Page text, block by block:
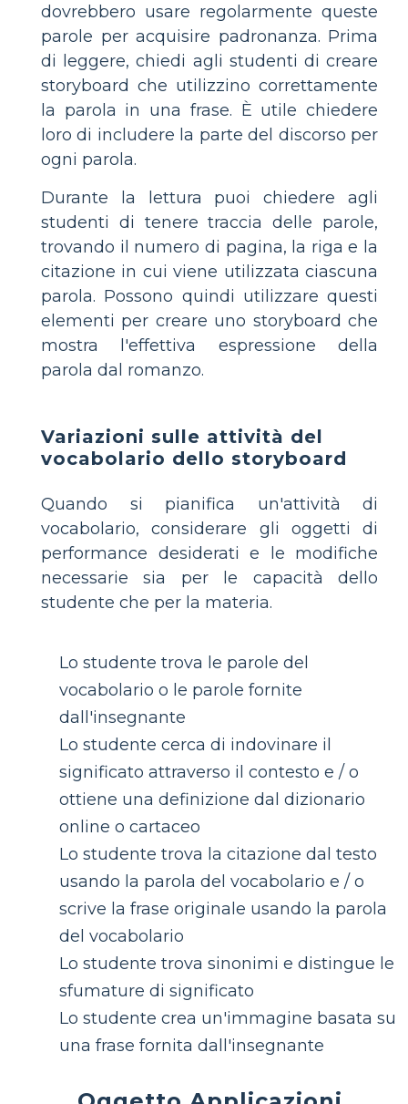
dovrebbero usare regolarmente queste
parole per acquisire padronanza. Prima
di leggere, chiedi agli studenti di creare
storyboard che utilizzino correttamente
la parola in una frase. È utile chiedere
loro di includere la parte del discorso per
ogni parola.
Durante la lettura puoi chiedere agli
studenti di tenere traccia delle parole,
trovando il numero di pagina, la riga e la
citazione in cui viene utilizzata ciascuna
parola. Possono quindi utilizzare questi
elementi per creare uno storyboard che
mostra l'effettiva espressione della
parola dal romanzo.
Variazioni sulle attività del
vocabolario dello storyboard
Quando si pianifica un'attività di
vocabolario, considerare gli oggetti di
performance desiderati e le modifiche
necessarie sia per le capacità dello
studente che per la materia.
Lo studente trova le parole del
vocabolario o le parole fornite
dall'insegnante
Lo studente cerca di indovinare il
significato attraverso il contesto e / o
ottiene una definizione dal dizionario
online o cartaceo
Lo studente trova la citazione dal testo
usando la parola del vocabolario e / o
scrive la frase originale usando la parola
del vocabolario
Lo studente trova sinonimi e distingue le
sfumature di significato
Lo studente crea un'immagine basata su
una frase fornita dall'insegnante